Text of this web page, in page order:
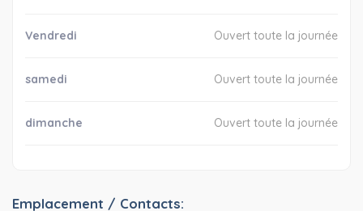
Vendredi Ouvert toute la journée
samedi Ouvert toute la journée
dimanche Ouvert toute la journée
Emplacement / Contacts: